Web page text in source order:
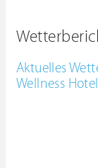
Aktuelles
Wellness Hotel